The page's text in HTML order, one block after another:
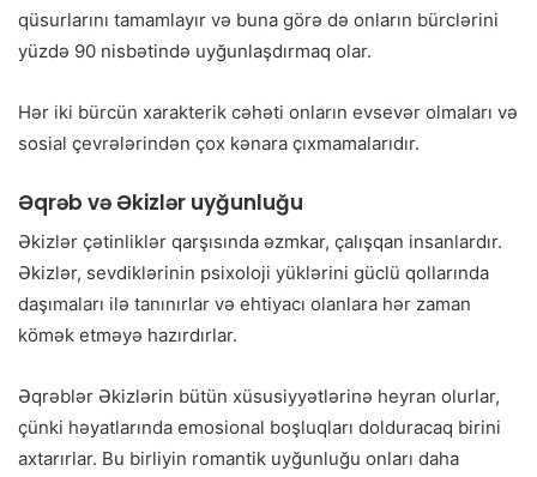
qüsurlarını tamamlayır və buna görə də onların bürclərini
yüzdə 90 nisbətində uyğunlaşdırmaq olar.
Hər iki bürcün xarakterik cəhəti onların evsevər olmaları və
sosial çevrələrindən çox kənara çıxmamalarıdır.
Əqrəb və Əkizlər uyğunluğu
Əkizlər çətinliklər qarşısında əzmkar, çalışqan insanlardır.
Əkizlər, sevdiklərinin psixoloji yüklərini güclü qollarında
daşımaları ilə tanınırlar və ehtiyacı olanlara hər zaman
kömək etməyə hazırdırlar.
Əqrəblər Əkizlərin bütün xüsusiyyətlərinə heyran olurlar,
çünki həyatlarında emosional boşluqları dolduracaq birini
axtarırlar. Bu birliyin romantik uyğunluğu onları daha